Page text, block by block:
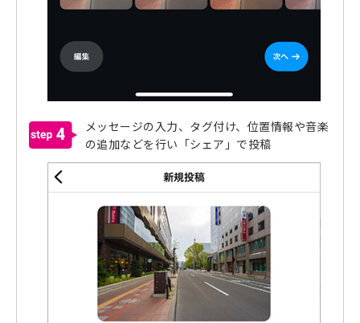
4
メッセージの入力、タグ付け、位置情報や音楽
の追加などを行い「シェア」で投稿